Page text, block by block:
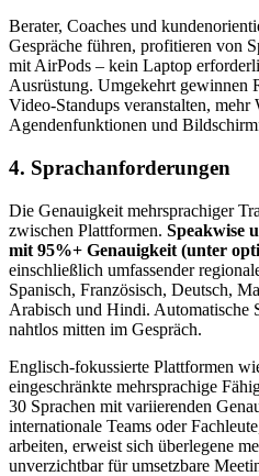
Berater, Coaches und
Gespräche führen, profitieren von
mit AirPods – kein Laptop
Ausrüstung. Umgekehrt gewinnen
Video-Standups veranstalten,
Agendenfunktionen und
4. Sprachanforderungen
Die Genauigkeit mehrsprachiger
zwischen Plattformen. Speakwise
mit 95%+ Genauigkeit (unter
einschließlich umfassender
Spanisch, Französisch, Deutsch,
Arabisch und Hindi. Automatische
nahtlos mitten im Gespräch.
Englisch-fokussierte Plattformen
eingeschränkte mehrsprachige
30 Sprachen mit variierenden
internationale Teams oder
arbeiten, erweist sich überlegene
unverzichtbar für umsetzbare